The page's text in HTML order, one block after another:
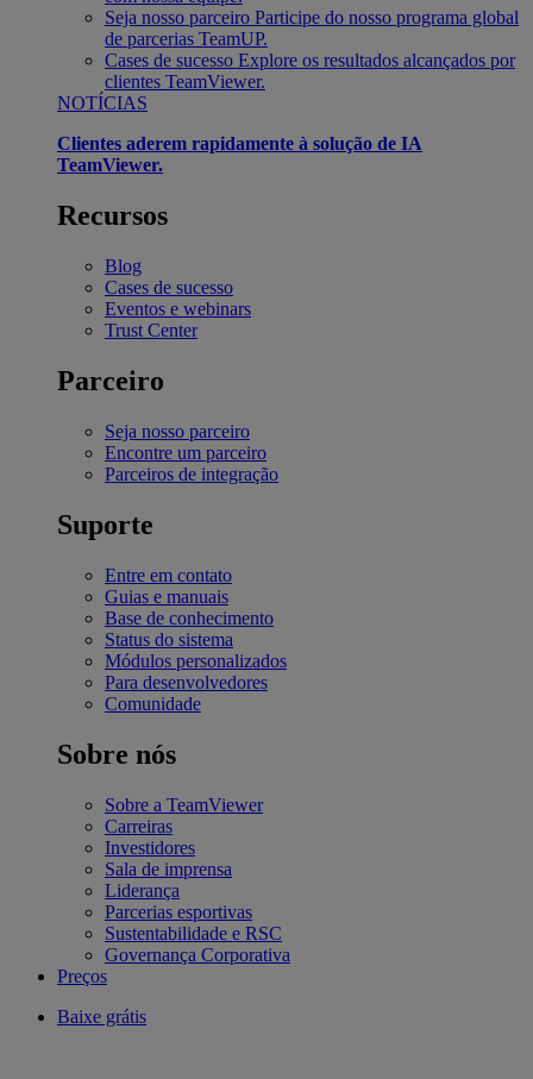
Seja nosso parceiro Participe do nosso programa global
de parcerias TeamUP.
Cases de sucesso Explore os resultados alcançados por
clientes TeamViewer.
NOTÍCIAS
Clientes aderem rapidamente à solução de IA
TeamViewer.
Recursos
Blog
Cases de sucesso
Eventos e webinars
Trust Center
Parceiro
Seja nosso parceiro
Encontre um parceiro
Parceiros de integração
Suporte
Entre em contato
Guias e manuais
Base de conhecimento
Status do sistema
Módulos personalizados
Para desenvolvedores
Comunidade
Sobre nós
Sobre a TeamViewer
Carreiras
Investidores
Sala de imprensa
Liderança
Parcerias esportivas
Sustentabilidade e RSC
Governança Corporativa
Preços
Baixe grátis